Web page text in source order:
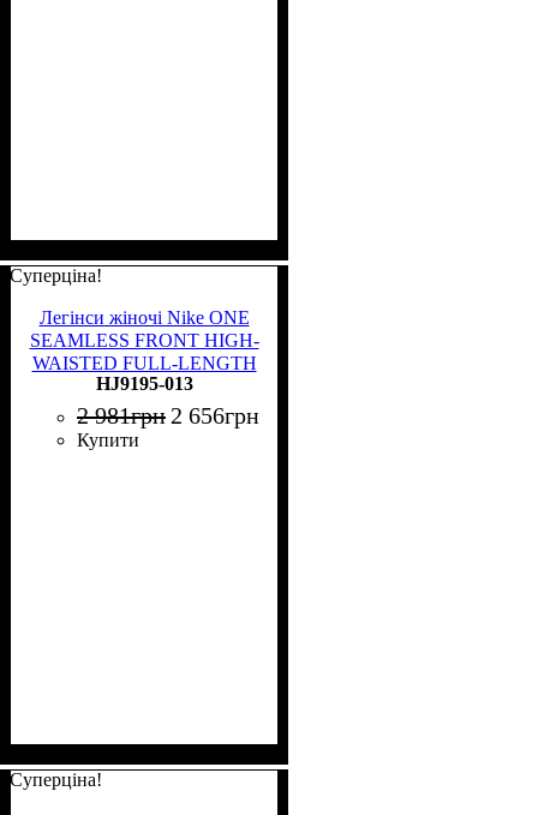
Суперціна!
Легінси жіночі Nike ONE
SEAMLESS FRONT HIGH-
WAISTED FULL-LENGTH
чорні HJ9195-013
HJ9195-013
2 981грн 2 656грн
Купити
Суперціна!